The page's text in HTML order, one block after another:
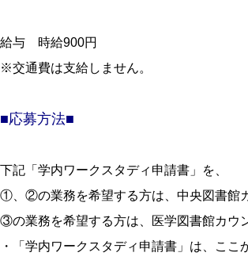
給与 時給900円
※交通費は支給しません。
■応募方法■
下記「学内ワークスタディ申請書」を、
①、②の業務を希望する方は、中央図書館
③の業務を希望する方は、医学図書館カウ
・「学内ワークスタディ申請書」は、ここ